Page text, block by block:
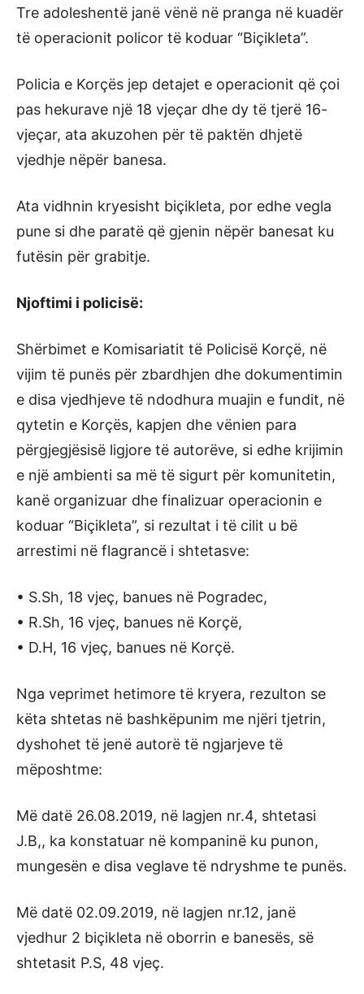
Tre adoleshentë janë vënë në pranga në kuadër
të operacionit policor të koduar “Biçikleta”.
Policia e Korçës jep detajet e operacionit që çoi
pas hekurave një 18 vjeçar dhe dy të tjerë 16-
vjeçar, ata akuzohen për të paktën dhjetë
vjedhje nëpër banesa.
Ata vidhnin kryesisht biçikleta, por edhe vegla
pune si dhe paratë që gjenin nëpër banesat ku
futësin për grabitje.
Njoftimi i policisë:
Shërbimet e Komisariatit të Policisë Korçë, në
vijim të punës për zbardhjen dhe dokumentimin
e disa vjedhjeve të ndodhura muajin e fundit, në
qytetin e Korçës, kapjen dhe vënien para
përgjegjësisë ligjore të autorëve, si edhe krijimin
e një ambienti sa më të sigurt për komunitetin,
kanë organizuar dhe finalizuar operacionin e
koduar “Biçikleta”, si rezultat i të cilit u bë
arrestimi në flagrancë i shtetasve:
• S.Sh, 18 vjeç, banues në Pogradec,
• R.Sh, 16 vjeç, banues në Korçë,
• D.H, 16 vjeç, banues në Korçë.
Nga veprimet hetimore të kryera, rezulton se
këta shtetas në bashkëpunim me njëri tjetrin,
dyshohet të jenë autorë të ngjarjeve të
mëposhtme:
Më datë 26.08.2019, në lagjen nr.4, shtetasi
J.B,, ka konstatuar në kompaninë ku punon,
mungesën e disa veglave të ndryshme te punës.
Më datë 02.09.2019, në lagjen nr.12, janë
vjedhur 2 biçikleta në oborrin e banesës, së
shtetasit P.S, 48 vjeç.